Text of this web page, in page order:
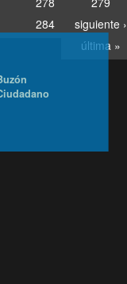
284
siguiente ›
última »
Buzón
Ciudadano